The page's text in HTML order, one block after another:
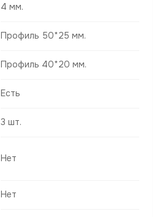
4 мм.
Профиль 50*25 мм.
Профиль 40*20 мм.
Есть
3 шт.
Нет
Нет